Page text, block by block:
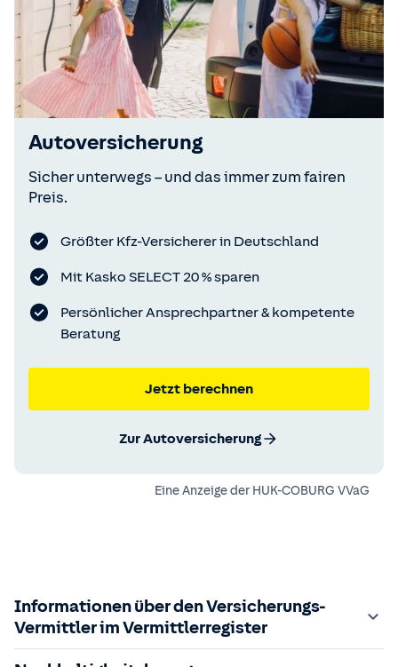
Autoversicherung
Sicher unterwegs – und das immer zum fairen
Preis.
Größter Kfz-Versicherer in Deutschland
Mit Kasko SELECT 20 % sparen
Persönlicher Ansprechpartner & kompetente
Beratung
Jetzt berechnen
Zur Autoversicherung
Eine Anzeige der HUK-COBURG VVaG
Informationen über den Versicherungs-
Vermittler im Vermittlerregister